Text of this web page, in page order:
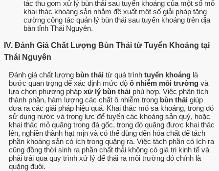
tác thu gom xử lý bùn thải sau tuyển khoáng của một số mỏ
khai thác khoáng sản nhằm đề xuất một số giải pháp tăng
cường công tác quản lý bùn thải sau tuyển khoáng trên địa
bàn tỉnh Thái Nguyên.
IV. Đánh Giá Chất Lượng Bùn Thải từ Tuyển Khoáng tại
Thái Nguyên
Đánh giá chất lượng bùn thải từ quá trình tuyển khoáng là
bước quan trọng để xác định mức độ ô nhiễm môi trường và
lựa chọn phương pháp xử lý bùn thải phù hợp. Việc phân tích
thành phần, hàm lượng các chất ô nhiễm trong bùn thải giúp
đưa ra các giải pháp hiệu quả. Khai thác mỏ sa khoáng, trong đó
sử dụng nước và trọng lực để tuyển các khoáng sản quý, hoặc
khai thác mỏ quặng trong đá gốc, trong đó quặng được khai thác
lên, nghiền thành hạt mịn và có thể dùng đến hóa chất để tách
phần khoáng sản có ích trong quặng ra. Việc tách phần có ích ra
cũng đồng thời sinh ra phần chất thải không có giá trị kinh tế và
phải trải qua quy trình xử lý để thải ra môi trường đó chính là
quặng đuôi.